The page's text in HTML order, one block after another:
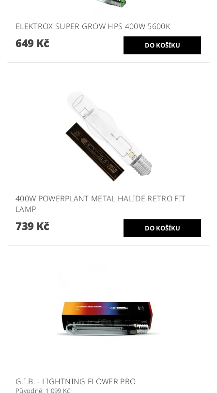
ELEKTROX SUPER GROW HPS 400W 5600K
649 Kč
400W POWERPLANT METAL HALIDE RETRO FIT
LAMP
739 Kč
G.I.B. - LIGHTNING FLOWER PRO
Původně: 1 099 Kč